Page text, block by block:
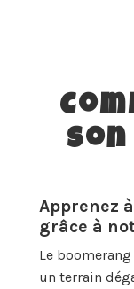
Apprenez
grâce à
Le
un terrain